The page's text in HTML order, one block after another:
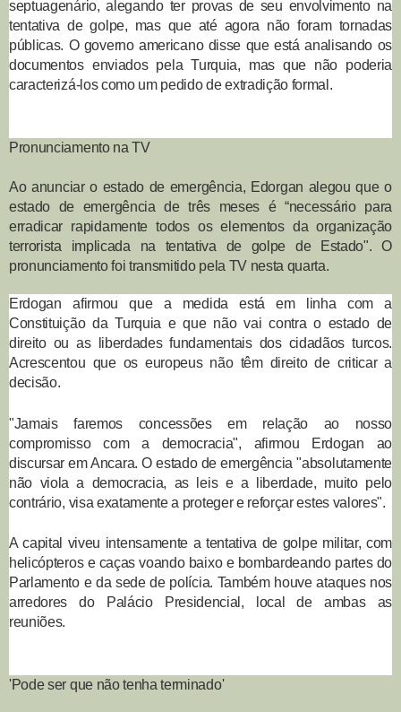
septuagenário, alegando ter provas de seu envolvimento na
tentativa de golpe, mas que até agora não foram tornadas
públicas. O governo americano disse que está analisando os
documentos enviados pela Turquia, mas que não poderia
caracterizá-los como um pedido de extradição formal.
Pronunciamento na TV
Ao anunciar o estado de emergência, Edorgan alegou que o
estado de emergência de três meses é “necessário para
erradicar rapidamente todos os elementos da organização
terrorista implicada na tentativa de golpe de Estado". O
pronunciamento foi transmitido pela TV nesta quarta.
Erdogan afirmou que a medida está em linha com a
Constituição da Turquia e que não vai contra o estado de
direito ou as liberdades fundamentais dos cidadãos turcos.
Acrescentou que os europeus não têm direito de criticar a
decisão.
"Jamais faremos concessões em relação ao nosso
compromisso com a democracia", afirmou Erdogan ao
discursar em Ancara. O estado de emergência "absolutamente
não viola a democracia, as leis e a liberdade, muito pelo
contrário, visa exatamente a proteger e reforçar estes valores".
A capital viveu intensamente a tentativa de golpe militar, com
helicópteros e caças voando baixo e bombardeando partes do
Parlamento e da sede de polícia. Também houve ataques nos
arredores do Palácio Presidencial, local de ambas as
reuniões.
'Pode ser que não tenha terminado'